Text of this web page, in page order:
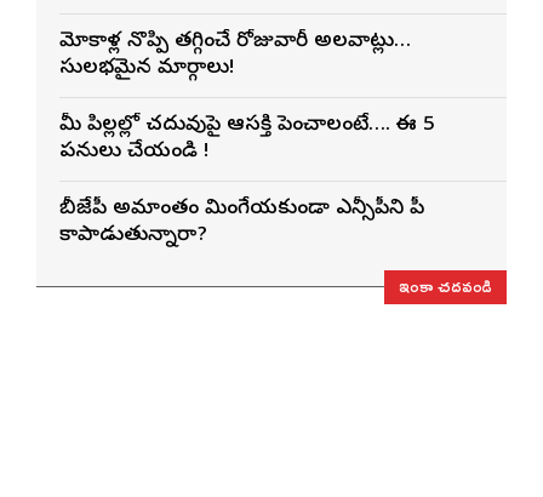
మోకాళ్ల నొప్పి తగ్గించే రోజువారీ అలవాట్లు…
సులభమైన మార్గాలు!
మీ పిల్లల్లో చదువుపై ఆసక్తి పెంచాలంటే…. ఈ 5
పనులు చేయండి !
బీజేపీ అమాంతం మింగేయకుండా ఎన్సీపీని పీకే
కాపాడుతున్నారా?
ఇంకా చదవండి